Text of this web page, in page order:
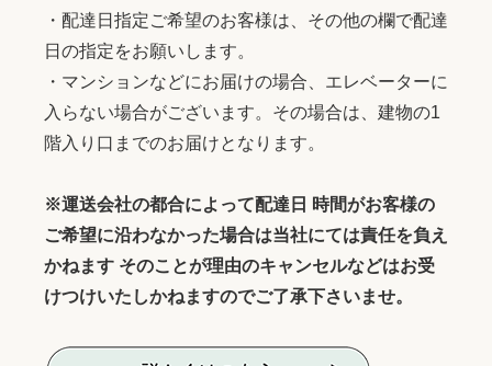
・配達日指定ご希望のお客様は、その他の欄で配達
日の指定をお願いします。
・マンションなどにお届けの場合、エレベーターに
入らない場合がございます。その場合は、建物の1
階入り口までのお届けとなります。
※運送会社の都合によって配達日 時間がお客様の
ご希望に沿わなかった場合は当社にては責任を負え
かねます そのことが理由のキャンセルなどはお受
けつけいたしかねますのでご了承下さいませ。